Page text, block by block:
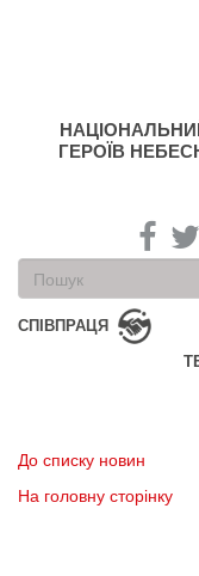
ГЕРОЇВ
Пошукова
форма
Пошук
СПІВПРАЦЯ
До списку новин
На головну сторінку